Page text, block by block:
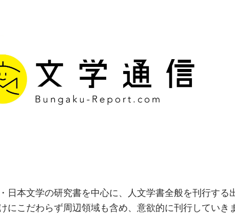
日本文学の研究書を中心に、人文学書全般を刊行する
にこだわらず周辺領域も含め、意欲的に刊行していき